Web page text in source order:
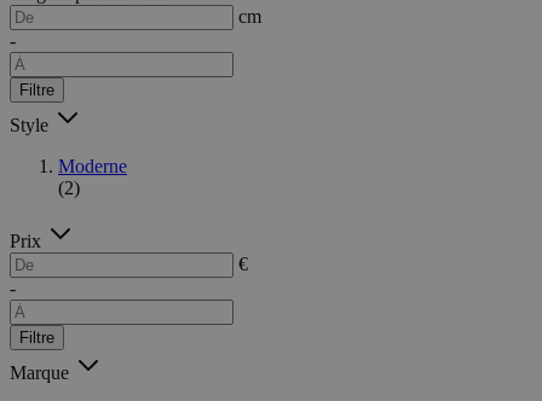
cm
-
Filtre
Style
Moderne
(2)
Prix
€
-
Filtre
Marque